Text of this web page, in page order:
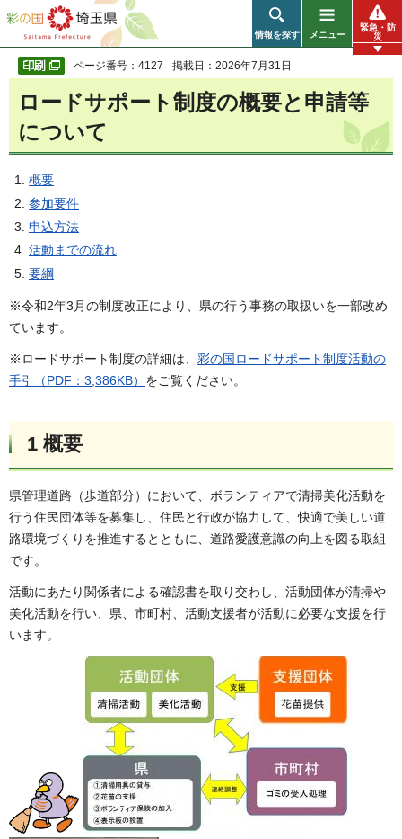
彩の国 埼玉県
情報を探す メニュー
緊急・防
災
ページ番号：4127 掲載日：2026年7月31日
ロードサポート制度の概要と申請等
について
概要
参加要件
申込方法
活動までの流れ
要綱
※令和2年3月の制度改正により、県の行う事務の取扱いを一部改め
ています。
※ロードサポート制度の詳細は、 彩の国ロードサポート制度活動の
手引（PDF：3,386KB） をご覧ください。
1 概要
県管理道路（歩道部分）において、ボランティアで清掃美化活動を
行う住民団体等を募集し、住民と行政が協力して、快適で美しい道
路環境づくりを推進するとともに、道路愛護意識の向上を図る取組
です。
活動にあたり関係者による確認書を取り交わし、活動団体が清掃や
美化活動を行い、県、市町村、活動支援者が活動に必要な支援を行
います。